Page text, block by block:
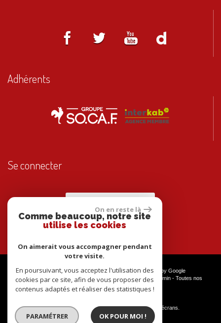
Adhérents
Se connecter
Espace propriétaires
© 2026 | Tous droits réservés | Traduction powered by Google
Plan du site- Mentions légales- Nos honoraires-Liens- Admin- Toutes nos
annonces
un seul site adaptable à tous les types d'écrans.
On en reste là
Comme beaucoup, notre site
utilise les cookies
On aimerait vous accompagner pendant
votre visite.
En poursuivant, vous acceptez l'utilisation des
cookies par ce site, afin de vous proposer des
contenus adaptés et réaliser des statistiques !
PARAMÉTRER OK POUR MOI !